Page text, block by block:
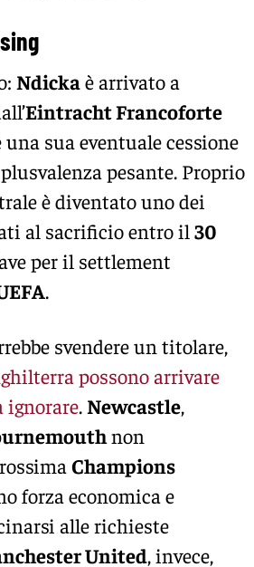
Ndickaè arrivato a
Eintracht Francoforte
una sua eventuale cessione
pesante. Proprio
è diventato uno dei
al sacrificio entro il 30
per il settlement
.
svendere un titolare,
possono arrivare
ignorare. Newcastle,
non
Champions
forza economica e
alle richieste
United, invece,